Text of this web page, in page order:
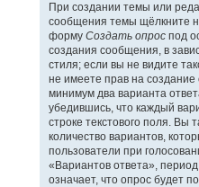
При создании темы или
сообщения темы щёлкните
форму Создать опроспод
создания сообщения, в
стиля; если вы не видите
не имеете прав на создание
минимум два варианта
убедившись, что каждый
строке текстового поля. Вы
количество вариантов,
пользователи при
«Вариантов ответа»,
означает, что опрос будет